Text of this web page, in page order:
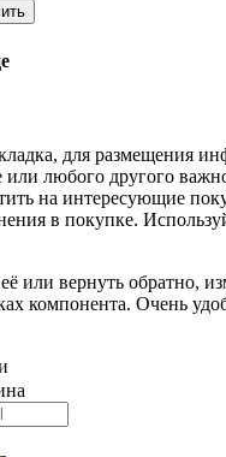
для размещения
или любого другого
на интересующие
в покупке.
или вернуть обратно,
компонента. Очень